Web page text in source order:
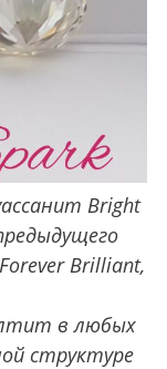
Bright
Brilliant,
в любых
структуре